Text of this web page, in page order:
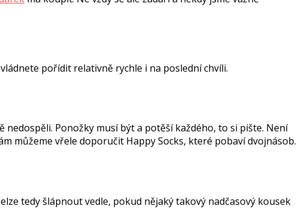
pořídit relativně rychle i na poslední chvíli.
Ponožky musí být a potěší každého, to si pište. Není
můžeme vřele doporučit Happy Socks, které pobaví dvojnásob.
tedy šlápnout vedle, pokud nějaký takový nadčasový kousek